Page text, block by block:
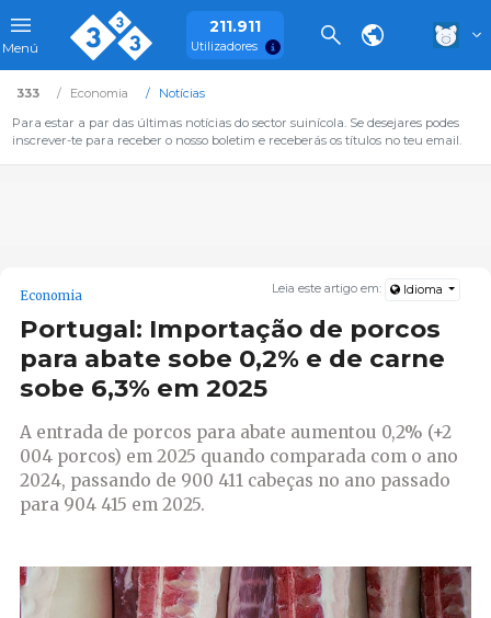
Menú
211.911
Utilizadores
333 Economia
Notícias
Para estar a par das últimas notícias do sector suinícola. Se desejares podes
inscrever-te para receber o nosso boletim e receberás os títulos no teu email.
Leia este artigo em: Idioma
Economia
Portugal: Importação de porcos
para abate sobe 0,2% e de carne
sobe 6,3% em 2025
A entrada de porcos para abate aumentou 0,2% (+2
004 porcos) em 2025 quando comparada com o ano
2024, passando de 900 411 cabeças no ano passado
para 904 415 em 2025.